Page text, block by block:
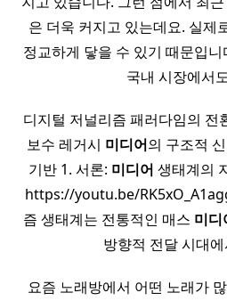
은 더욱 커지고 있는데요. 실제
정교하게 닿을 수 있기 때문입
국내 시장에서
디지털 저널리즘 패러다임의 전
보수 레거시 미디어의 구조적
기반 1. 서론: 미디어 생태계의
https://youtu.be/
즘 생태계는 전통적인 매스 미디
방향적 전달 시대
요즘 노래방에서 어떤 노래가